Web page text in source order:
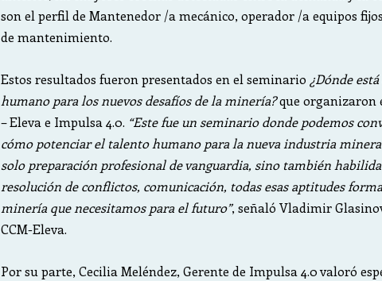
son el perfil de Mantenedor /a mecánico, operador /a equipos
de mantenimiento.
Estos resultados fueron presentados en el seminario ¿Dónde
humano para los nuevos desafíos de la minería?que organizaron
– Eleva e Impulsa 4.0. “Este fue un seminario donde podemos
cómo potenciar el talento humano para la nueva industria
solo preparación profesional de vanguardia, sino también
resolución de conflictos, comunicación, todas esas aptitudes
minería que necesitamos para el futuro”, señaló Vladimir
CCM-Eleva.
Por su parte, Cecilia Meléndez, Gerente de Impulsa 4.0 valoró